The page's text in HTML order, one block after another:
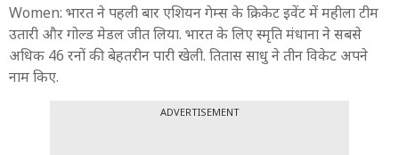
Women: भारत ने पहली बार एशियन गेम्स के क्रिकेट इवेंट में महीला टीम
उतारी और गोल्ड मेडल जीत लिया. भारत के लिए स्मृति मंधाना ने सबसे
अधिक 46 रनों की बेहतरीन पारी खेली. तितास साधु ने तीन विकेट अपने
नाम किए.
ADVERTISEMENT